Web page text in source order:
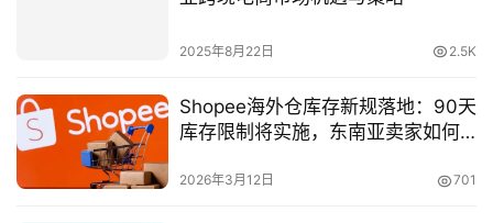
2025年8月22日 2.5K
Shopee海外仓库存新规落地：90天
库存限制将实施，东南亚卖家如何
2026年3月12日 701